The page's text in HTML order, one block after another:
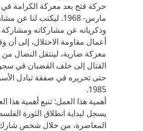
مارس- 1968. ليكتب لنا عن
وذكرياته عن مشاركاته
أعمال مقاومة الاحتلال، إلى أن
معركة ضارية، لينتقل النضال
القتال إلى خلف القضبان في
حتى تحريره في صفقة تبادل
1985.
أهمية هذا العمل: تنبع أهمية هذا
يسجل لبداية انطلاق الثورة
المعاصرة، من خلال شخص شارك